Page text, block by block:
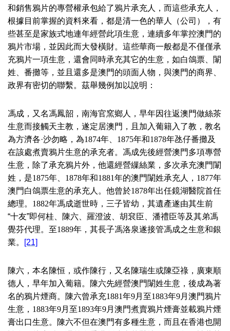
和銷售鴉片的專營權承包給了鴉片承充人，而這些承充人，
根據目前掌握的資料來看，都是清一色的華人（公司），有
些甚至是家族式地連年經營此項生意，連續多年掌控澳門的
鴉片市場，並因此而大發橫財。這些華商一般都是不僅僅承
充鴉片一項生意，還會同時承充其它的生意，如白鴿票、闈
姓、番攤等，並且還多是澳門的頭面人物，與澳門的商界、
政界有密切的聯繫。茲舉幾例加以說明：
馮成，又名馮鳳韶，南海官窯鄉人，早年因往返澳門做絲茶
生意而接觸天主教，遂定居澳門，且加入葡籍入了教，教名
為方濟各·沙勿略，為1874年、 1875年和1878年氹仔番攤及
在該處煮賣鴉片生意的承充者。馮成先後經營澳門多項專營
生意，除了承充鴉片外，他還經營繅絲業，多次承充澳門闈
姓，是1875年、 1878年和1881年的澳門闈姓承充人， 1877年
澳門白鴿票生意的承充人。他曾於1878年出任鏡湖醫院首任
總理。 1882年馮成逝世時，三子皆幼，其遺產遂由其生前
“十友”即何桂、陳六、羅澄波、胡袞臣、潘禮臣等及其弟馮
覺芬代理。至1889年，其長子馮洛泉遂接管馮成之生意和銀
業。
[21]
陳六，本名陳恒，或作陳行，又名陳瑞生或陳亞祿，廣東順
德人，早年加入葡籍。陳六先經營澳門闈姓生意，後成為著
名的鴉片煙商。陳六曾承充1881年9月至1883年9月澳門鴉片
生意， 1883年9月至1893年9月澳門煮賣鴉片煙膏並載鴉片煙
膏出口生意。陳六不但在澳門有多種生意，而且在香港也開